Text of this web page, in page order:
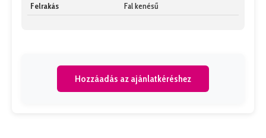
Felrakás
Fal kenésű
Hozzáadás az ajánlatkéréshez